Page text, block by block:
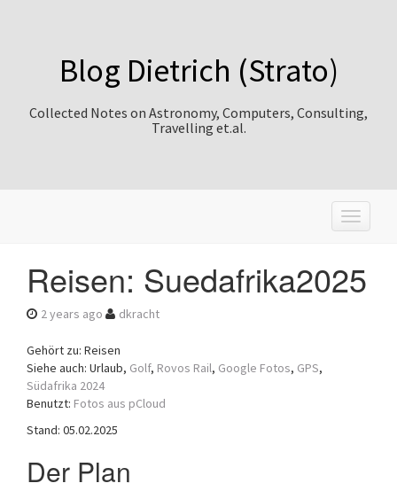
Blog Dietrich (Strato)
Collected Notes on Astronomy, Computers, Consulting,
Travelling et.al.
T
o
g
l
Reisen: Suedafrika2025
2 years ago dkracht
Gehört zu: Reisen
Siehe auch: Urlaub, Golf, Rovos Rail, Google Fotos, GPS,
Südafrika 2024
Benutzt: Fotos aus pCloud
Stand: 05.02.2025
Der Plan